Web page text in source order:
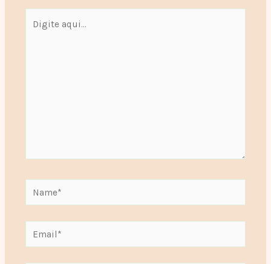
aqui...
Name*
Email*